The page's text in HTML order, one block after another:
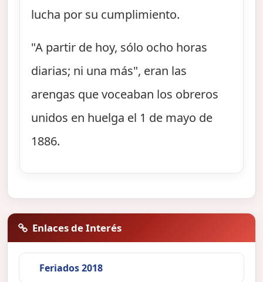
lucha por su cumplimiento.
"A partir de hoy, sólo ocho horas
diarias; ni una más", eran las
arengas que voceaban los obreros
unidos en huelga el 1 de mayo de
1886.
Enlaces de Interés
Feriados 2018